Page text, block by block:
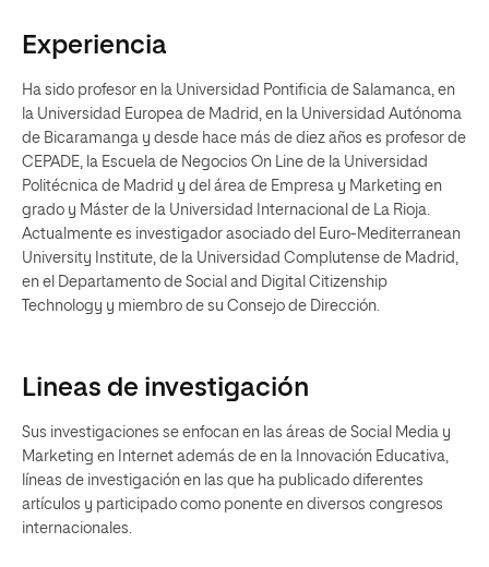
Experiencia
Ha sido profesor en la Universidad Pontificia de Salamanca, en
la Universidad Europea de Madrid, en la Universidad Autónoma
de Bicaramanga y desde hace más de diez años es profesor de
CEPADE, la Escuela de Negocios On Line de la Universidad
Politécnica de Madrid y del área de Empresa y Marketing en
grado y Máster de la Universidad Internacional de La Rioja.
Actualmente es investigador asociado del Euro-Mediterranean
University Institute, de la Universidad Complutense de Madrid,
en el Departamento de Social and Digital Citizenship
Technology y miembro de su Consejo de Dirección.
Lineas de investigación
Sus investigaciones se enfocan en las áreas de Social Media y
Marketing en Internet además de en la Innovación Educativa,
líneas de investigación en las que ha publicado diferentes
artículos y participado como ponente en diversos congresos
internacionales.